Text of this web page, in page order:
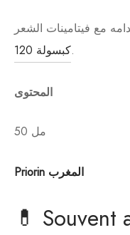
120 كبسولة.
المحتوى
50 مل
Priorin المغرب
💊 Souvent